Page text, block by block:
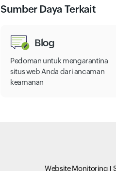
Sumber Daya Terkait
Blog
Pedoman untuk mengarantina
situs web Anda dari ancaman
keamanan
Website Monitoring